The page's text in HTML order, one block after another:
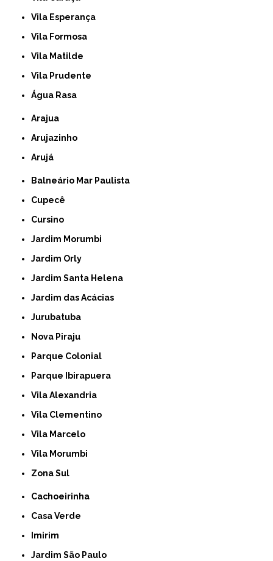
Vila Esperança
Vila Formosa
Vila Matilde
Vila Prudente
Água Rasa
Arajua
Arujazinho
Arujá
Balneário Mar Paulista
Cupecê
Cursino
Jardim Morumbi
Jardim Orly
Jardim Santa Helena
Jardim das Acácias
Jurubatuba
Nova Piraju
Parque Colonial
Parque Ibirapuera
Vila Alexandria
Vila Clementino
Vila Marcelo
Vila Morumbi
Zona Sul
Cachoeirinha
Casa Verde
Imirim
Jardim São Paulo